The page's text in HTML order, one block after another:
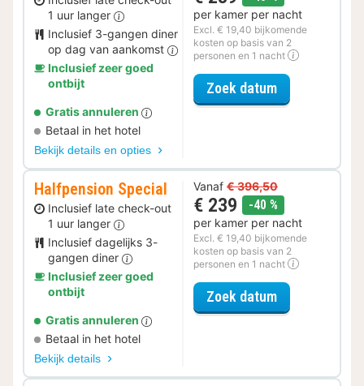
1 uur langer
Inclusief 3-gangen diner
op dag van aankomst
Inclusief zeer goed
ontbijt
Gratis annuleren
Betaal in het hotel
Bekijk details en opties
per kamer per nacht
Excl. € 19,40 bijkomende
kosten op basis van 2
personen en 1 nacht
Zoek datumvoor Diner
Halfpension Special
Inclusief late check-out
1 uur langer
Inclusief dagelijks 3-
gangen diner
Inclusief zeer goed
ontbijt
Gratis annuleren
Betaal in het hotel
Bekijk details
Vanaf € 396,50
€ 239 -40 %
per kamer per nacht
Excl. € 19,40 bijkomende
kosten op basis van 2
personen en 1 nacht
Zoek datumvoor